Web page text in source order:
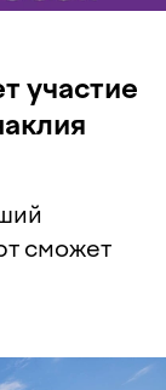
участие
сможет